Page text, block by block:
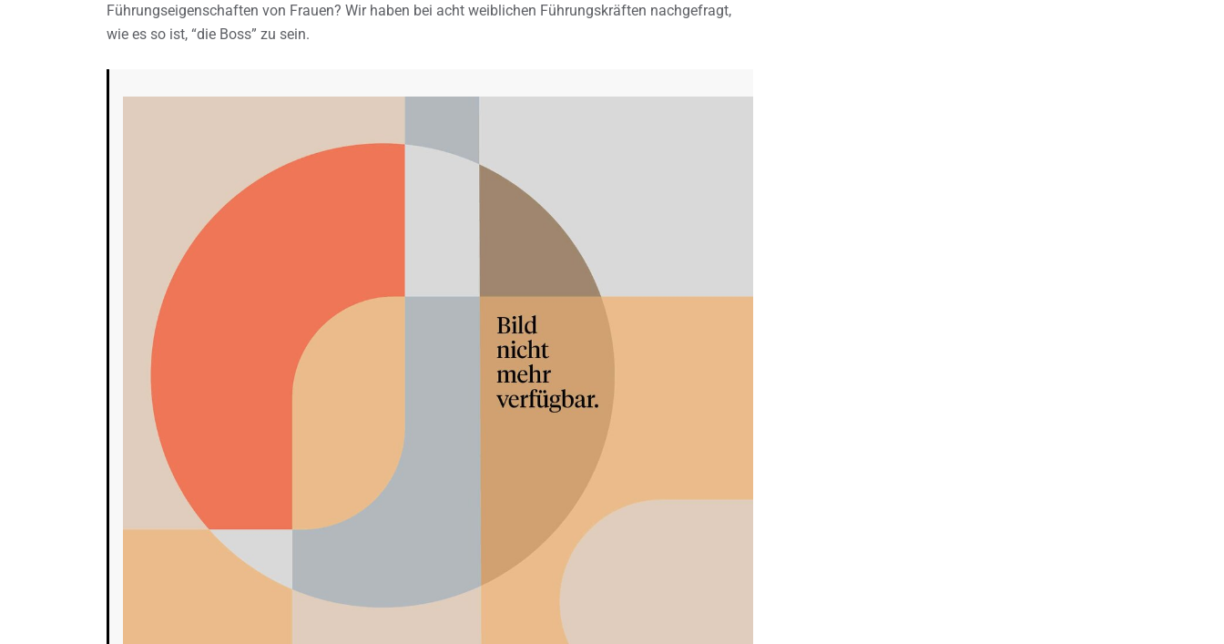
Führungseigenschaften von Frauen? Wir haben bei acht weiblichen Führungskräften nachgefragt,
wie es so ist, “die Boss” zu sein.